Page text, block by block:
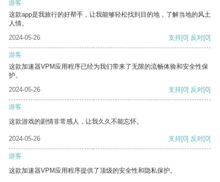
游客
这款app是我旅行的好帮手，让我能够轻松找到目的地，了解当地的风土
人情。
2024-05-26
支持[0] 反对[0]
游客
这款加速器VPM应用程序已经为我们带来了无限的流畅体验和安全性保
护。
2024-05-26
支持[0] 反对[0]
游客
这款游戏的剧情非常感人，让我久久不能忘怀。
2024-05-26 支持[0] 反对[0]
游客
这款加速器VPM应用程序提供了顶级的安全性和隐私保护。